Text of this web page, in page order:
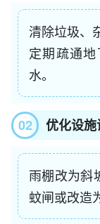
清除垃圾、
定期疏通
水。
02 优化设
雨棚改为斜
蚊闸或改造